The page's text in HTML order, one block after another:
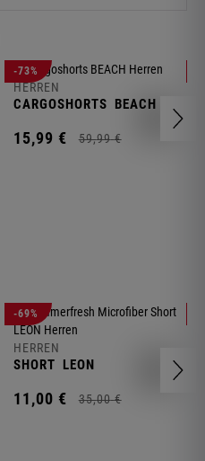
-73%
HERREN
CARGOSHORTS BEACH
15,99 € 59,99 €
-69%
HERREN
SHORT LEON
11,00 € 35,00 €